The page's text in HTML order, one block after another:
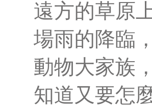
遠方的草原
場雨的降臨
動物大家族
知道又要怎